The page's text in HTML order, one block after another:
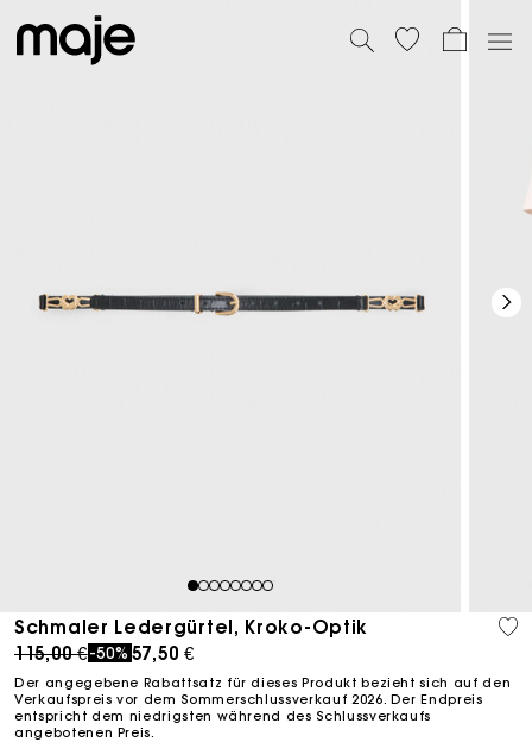
12345678
Schmaler Ledergürtel, Kroko-Optik
Price reduced from
115,00 €to
-50% 57,50 €
Der angegebene Rabattsatz für dieses Produkt bezieht sich auf den
Verkaufspreis vor dem Sommerschlussverkauf 2026. Der Endpreis
entspricht dem niedrigsten während des Schlussverkaufs
angebotenen Preis.